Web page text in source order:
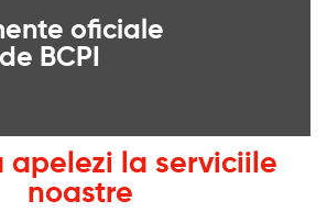
oficiale
BCPI
apelezi la serviciile
noastre